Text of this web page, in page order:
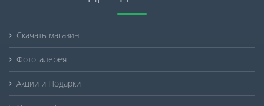
Скачать магазин
Фотогалерея
Акции и Подарки